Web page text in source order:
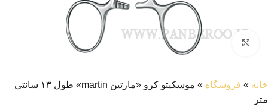
بزرگنمایی تصویر
خانه » فروشگاه »
موسکیتو کرو «مارتین martin» طول ۱۳ سانتی‌
متر